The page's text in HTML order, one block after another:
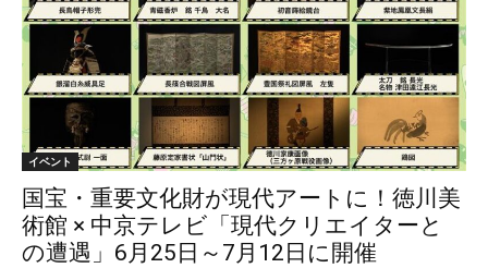
イベント
国宝・重要文化財が現代アートに！徳川美
術館 × 中京テレビ「現代クリエイターと
の遭遇」6月25日～7月12日に開催